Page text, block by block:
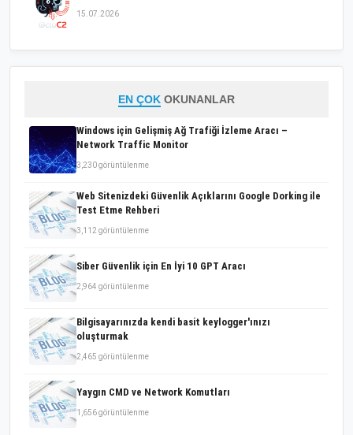
15.07.2026
EN ÇOK OKUNANLAR
Windows için Gelişmiş Ağ Trafiği İzleme Aracı –
Network Traffic Monitor
3,230 görüntülenme
Web Sitenizdeki Güvenlik Açıklarını Google Dorking ile
Test Etme Rehberi
3,112 görüntülenme
Siber Güvenlik için En İyi 10 GPT Aracı
2,964 görüntülenme
Bilgisayarınızda kendi basit keylogger'ınızı
oluşturmak
2,465 görüntülenme
Yaygın CMD ve Network Komutları
1,656 görüntülenme